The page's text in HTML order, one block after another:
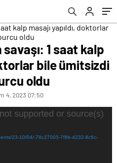
1 saat kalp
bile ümitsizdi
oldu
4, 2023 07:50
supported or source(s)
23-10/04/-78c27005-7f8b-4232-8c6c-